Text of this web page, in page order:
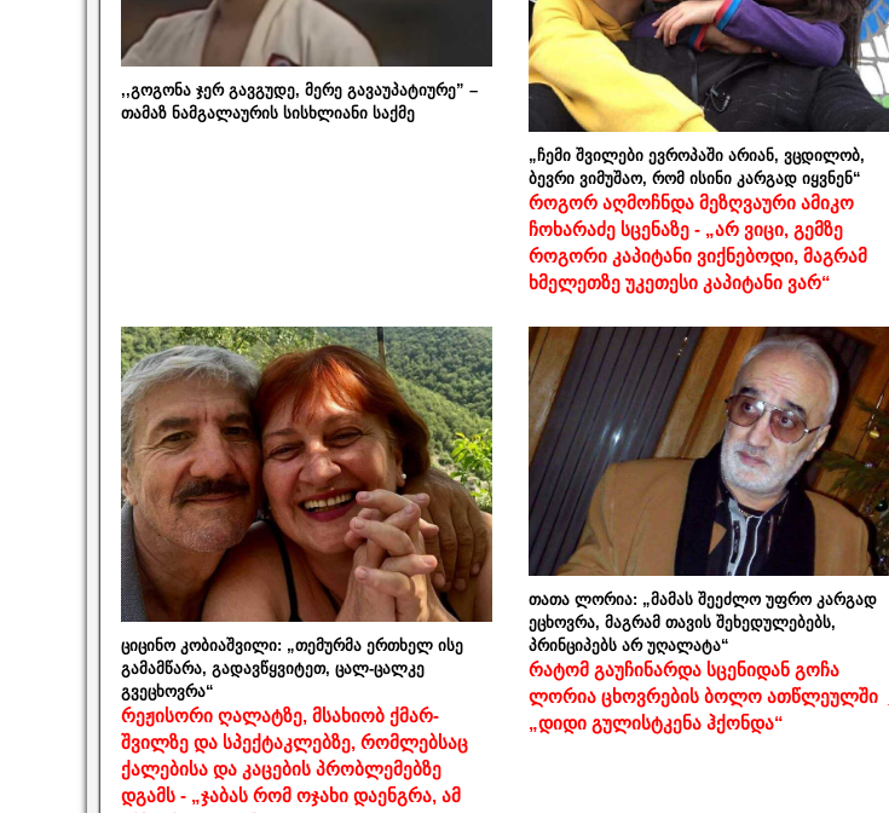
,,გოგონა ჯერ გავგუდე, მერე გავაუპატიურე” –
თამაზ ნამგალაურის სისხლიანი საქმე
„ჩემი შვილები ევროპაში არიან, ვცდილობ,
ბევრი ვიმუშაო, რომ ისინი კარგად იყვნენ“
როგორ აღმოჩნდა მეზღვაური ამიკო
ჩოხარაძე სცენაზე - „არ ვიცი, გემზე
როგორი კაპიტანი ვიქნებოდი, მაგრამ
ხმელეთზე უკეთესი კაპიტანი ვარ“
ციცინო კობიაშვილი: „თემურმა ერთხელ ისე
გამამწარა, გადავწყვიტეთ, ცალ-ცალკე
გვეცხოვრა“
რეჟისორი ღალატზე, მსახიობ ქმარ-
შვილზე და სპექტაკლებზე, რომლებსაც
ქალებისა და კაცების პრობლემებზე
დგამს - „ჯაბას რომ ოჯახი დაენგრა, ამ
თათა ლორია: „მამას შეეძლო უფრო კარგად
ეცხოვრა, მაგრამ თავის შეხედულებებს,
პრინციპებს არ უღალატა“
რატომ გაუჩინარდა სცენიდან გოჩა
ლორია ცხოვრების ბოლო ათწლეულში _
„დიდი გულისტკენა ჰქონდა“